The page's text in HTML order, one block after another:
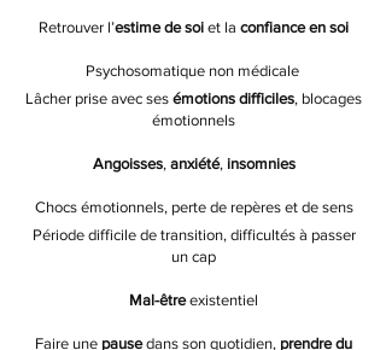
Retrouver l’estime de soi et la confiance en soi
Psychosomatique non médicale
Lâcher prise avec ses émotions difficiles, blocages
émotionnels
Angoisses, anxiété, insomnies
Chocs émotionnels, perte de repères et de sens
Période difficile de transition, difficultés à passer
un cap
Mal-êtreexistentiel
Faire une pausedans son quotidien, prendre du